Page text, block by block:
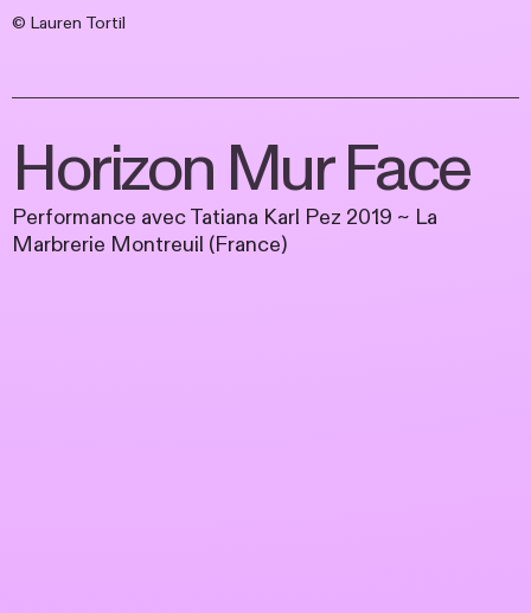
© Lauren Tortil
Horizon Mur Face
Performance avec Tatiana Karl Pez 2019 ~ La
Marbrerie Montreuil (France)